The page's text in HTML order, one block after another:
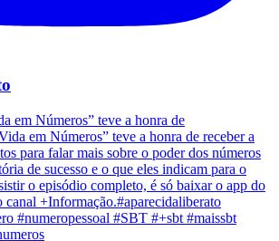
em Números” teve a honra de